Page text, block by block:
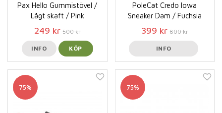
Pax Hello Gummistövel /
Lågt skaft / Pink
249 kr 500 kr
INFO KÖP
PoleCat Credo Iowa
Sneaker Dam / Fuchsia
399 kr 800 kr
INFO
75% 75%